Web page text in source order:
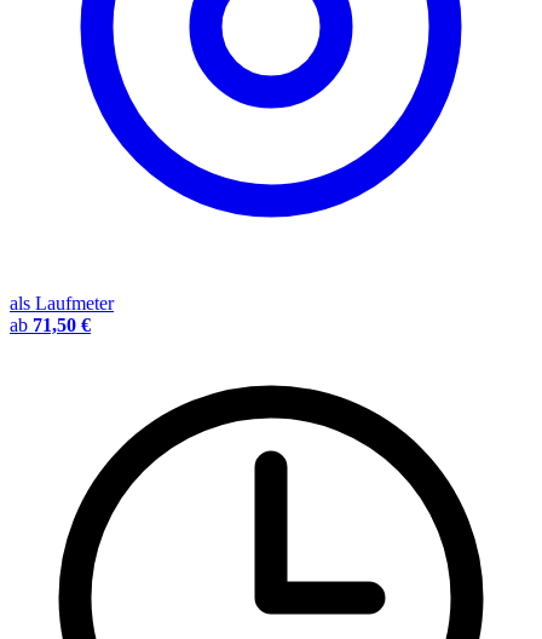
als Laufmeter
ab 71,50 €